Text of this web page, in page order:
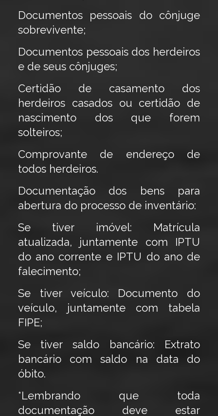
Documentos pessoais do cônjuge
sobrevivente;
Documentos pessoais dos herdeiros
e de seus cônjuges;
Certidão de casamento dos
herdeiros casados ou certidão de
nascimento dos que forem
solteiros;
Comprovante de endereço de
todos herdeiros.
Documentação dos bens para
abertura do processo de inventário:
Se tiver imóvel: Matrícula
atualizada, juntamente com IPTU
do ano corrente e IPTU do ano de
falecimento;
Se tiver veículo: Documento do
veículo, juntamente com tabela
FIPE;
Se tiver saldo bancário: Extrato
bancário com saldo na data do
óbito.
*Lembrando que toda
documentação deve estar